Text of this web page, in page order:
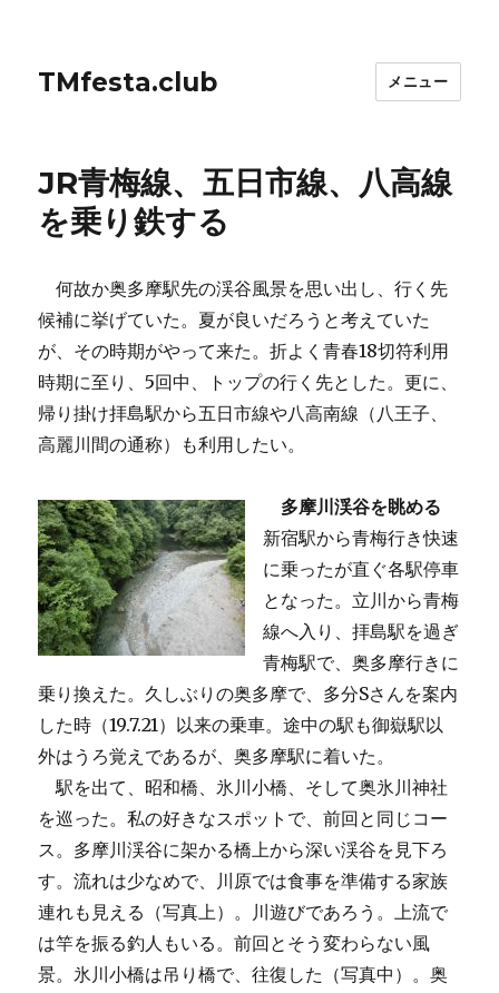
TMfesta.club メニュー
JR青梅線、五日市線、八高線
を乗り鉄する
何故か奥多摩駅先の渓谷風景を思い出し、行く先
候補に挙げていた。夏が良いだろうと考えていた
が、その時期がやって来た。折よく青春18切符利用
時期に至り、5回中、トップの行く先とした。更に、
帰り掛け拝島駅から五日市線や八高南線（八王子、
高麗川間の通称）も利用したい。
多摩川渓谷を眺める
新宿駅から青梅行き快速
に乗ったが直ぐ各駅停車
となった。立川から青梅
線へ入り、拝島駅を過ぎ
青梅駅で、奥多摩行きに
乗り換えた。久しぶりの奥多摩で、多分Sさんを案内
した時（19.7.21）以来の乗車。途中の駅も御嶽駅以
外はうろ覚えであるが、奥多摩駅に着いた。
駅を出て、昭和橋、氷川小橋、そして奥氷川神社
を巡った。私の好きなスポットで、前回と同じコー
ス。多摩川渓谷に架かる橋上から深い渓谷を見下ろ
す。流れは少なめで、川原では食事を準備する家族
連れも見える（写真上）。川遊びであろう。上流で
は竿を振る釣人もいる。前回とそう変わらない風
景。氷川小橋は吊り橋で、往復した（写真中）。奥